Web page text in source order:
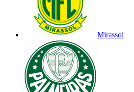
Mirassol